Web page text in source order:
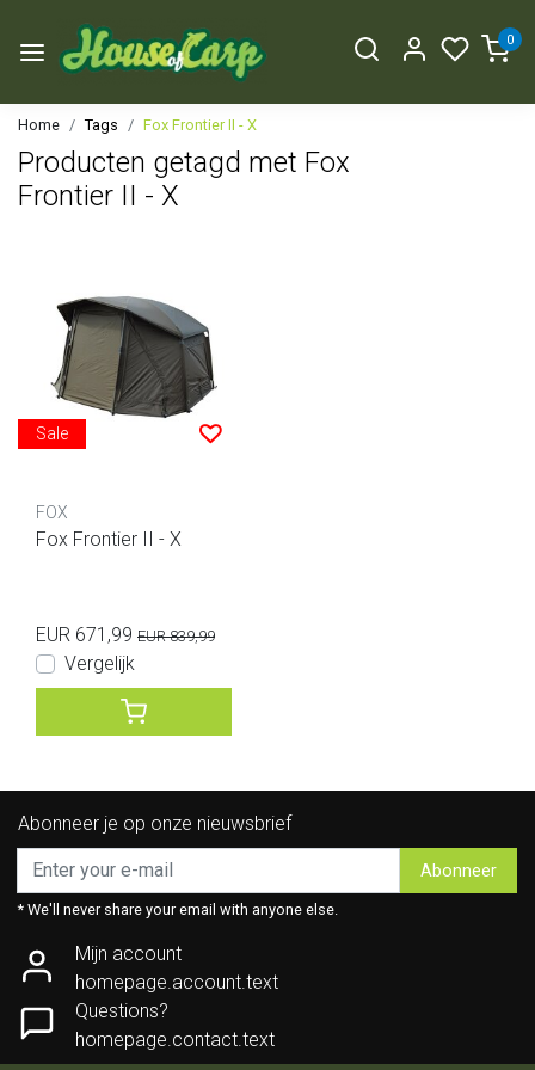
0
Home Tags Fox Frontier II - X
Producten getagd met Fox
Frontier II - X
Sale
FOX
Fox Frontier II - X
EUR 671,99 EUR 839,99
Vergelijk
Abonneer je op onze nieuwsbrief
Abonneer
* We'll never share your email with anyone else.
Mijn account
homepage.account.text
Questions?
homepage.contact.text